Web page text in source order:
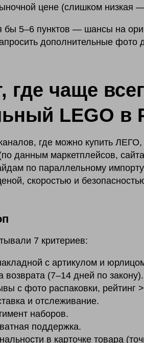
цене (слишком низкая
бы 5–6 пунктов — шансы на
дополнительные фото
где чаще
LEGO в
где можно купить
данным маркетплейсов,
по параллельному
скоростью и
7 критериев:
с артикулом и
возврата (7–14 дней по закону).
с фото распаковки, рейтинг
и отслеживание.
наборов.
поддержка.
в карточке товара